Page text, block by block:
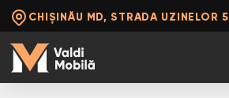
CHIȘINĂU MD, STRADA UZINELOR 5